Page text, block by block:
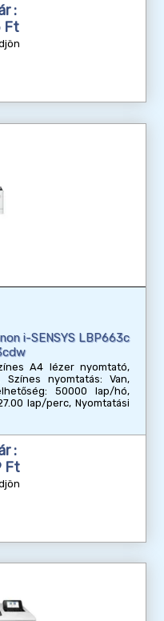
:
Ft
i-SENSYS LBP663c
A4 lézer nyomtató,
Színes nyomtatás: Van,
50000 lap/hó,
lap/perc, Nyomtatási
:
Ft